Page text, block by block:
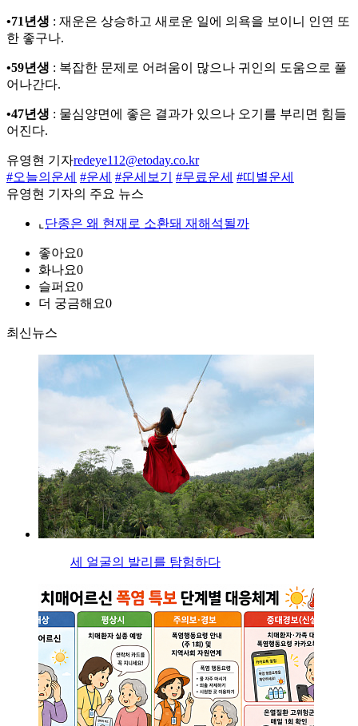
•71년생 : 재운은 상승하고 새로운 일에 의욕을 보이니 인연 또
한 좋구나.
•59년생 : 복잡한 문제로 어려움이 많으나 귀인의 도움으로 풀
어나간다.
•47년생 : 물심양면에 좋은 결과가 있으나 오기를 부리면 힘들
어진다.
유영현 기자redeye112@etoday.co.kr
#오늘의운세 #운세 #운세보기 #무료운세 #띠별운세
유영현 기자의 주요 뉴스
⌞ 단종은 왜 현재로 소환돼 재해석될까
좋아요0
화나요0
슬퍼요0
더 궁금해요0
최신뉴스
세 얼굴의 발리를 탐험하다